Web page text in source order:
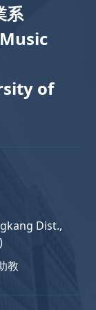
系
of
Dist.,
教